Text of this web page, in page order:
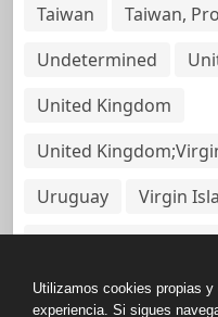
Taiwan
Taiwan,
Undetermined
United Kingdom
United
Uruguay
Virgin
Virgin Islands, British
Utilizamos cookies propias
experiencia. Si sigues